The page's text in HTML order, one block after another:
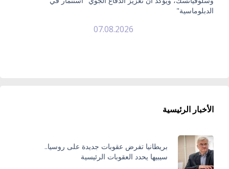
الدبلوماسية"
07.08.2026
الأخبار الرئيسية
بريطانيا تفرض عقوبات جديدة على روسيا..
سيبيها يحدد العقوبات الرئيسية